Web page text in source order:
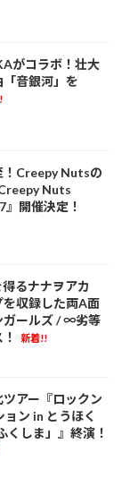
がコラボ！壮大
音銀河」を
！Creepy Nutsの
Nuts
開催決定！
るナナヲアカ
を収録した両A面
ガールズ / ∞劣等
新着!!
アー『ロックン
ョン in とうほく
くしま」』終演！